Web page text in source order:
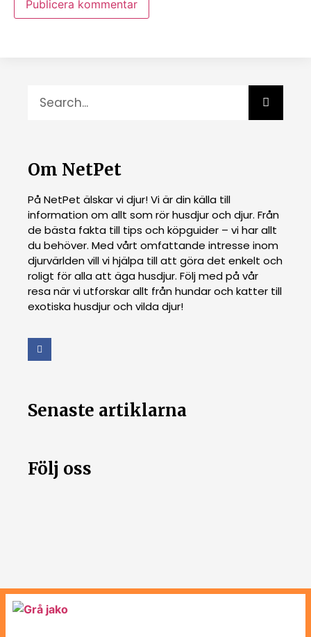
Om NetPet
På NetPet älskar vi djur! Vi är din källa till
information om allt som rör husdjur och djur. Från
de bästa fakta till tips och köpguider – vi har allt
du behöver. Med vårt omfattande intresse inom
djurvärlden vill vi hjälpa till att göra det enkelt och
roligt för alla att äga husdjur. Följ med på vår
resa när vi utforskar allt från hundar och katter till
exotiska husdjur och vilda djur!
Senaste artiklarna
Följ oss